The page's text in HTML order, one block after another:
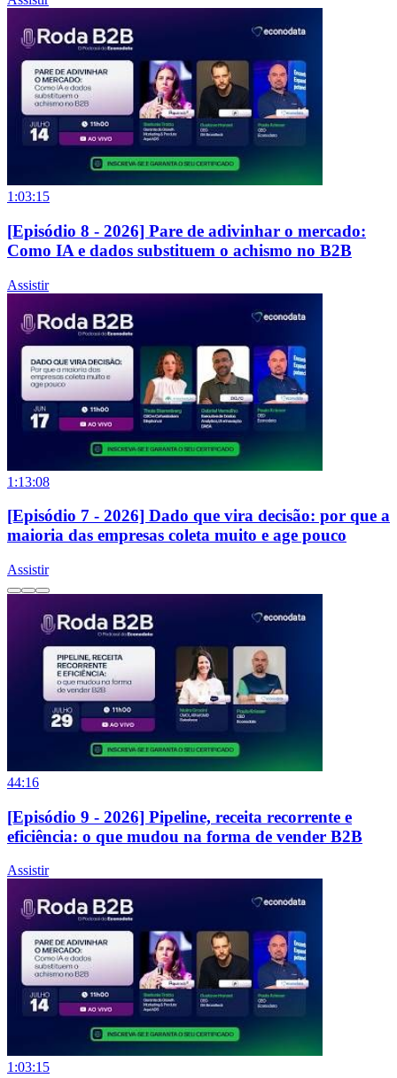
1:03:15
[Episódio 8 - 2026] Pare de adivinhar o mercado:
Como IA e dados substituem o achismo no B2B
Assistir
1:13:08
[Episódio 7 - 2026] Dado que vira decisão: por que a
maioria das empresas coleta muito e age pouco
Assistir
44:16
[Episódio 9 - 2026] Pipeline, receita recorrente e
eficiência: o que mudou na forma de vender B2B
Assistir
1:03:15